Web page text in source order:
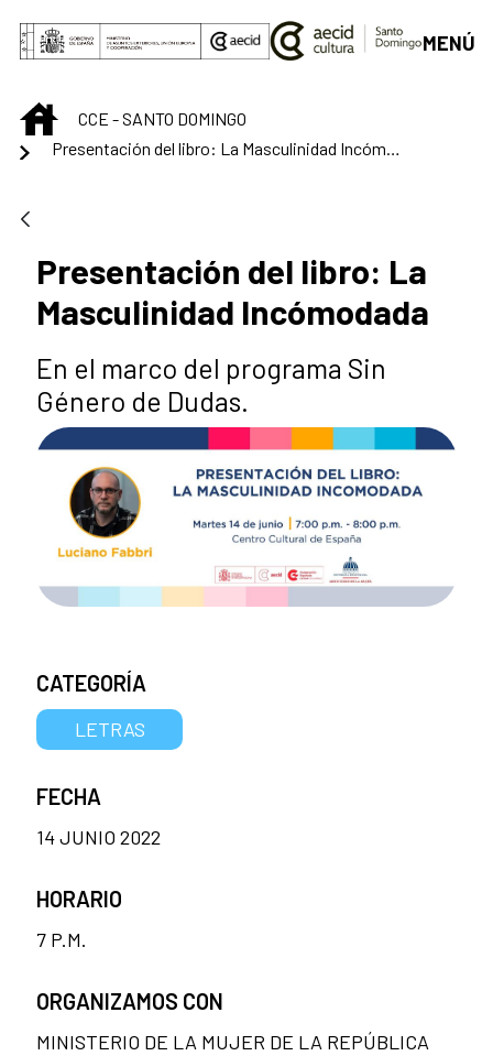
Saltar al contenido principal
MENÚ
INICIOCCE - SANTO DOMINGO
Presentación del libro: La Masculinidad Incómodada
Presentación del libro: La
Masculinidad Incómodada
En el marco del programa Sin
Género de Dudas.
CATEGORÍA
LETRAS
FECHA
14 JUNIO 2022
HORARIO
7 P.M.
ORGANIZAMOS CON
MINISTERIO DE LA MUJER DE LA REPÚBLICA